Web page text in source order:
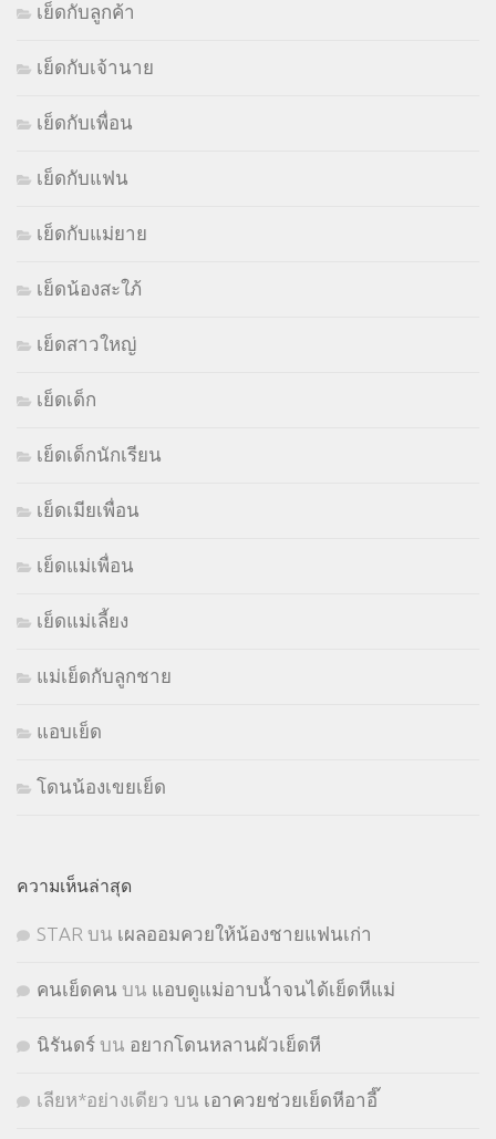
เย็ดกับลูกค้า
เย็ดกับเจ้านาย
เย็ดกับเพื่อน
เย็ดกับแฟน
เย็ดกับแม่ยาย
เย็ดน้องสะใภ้
เย็ดสาวใหญ่
เย็ดเด็ก
เย็ดเด็กนักเรียน
เย็ดเมียเพื่อน
เย็ดแม่เพื่อน
เย็ดแม่เลี้ยง
แม่เย็ดกับลูกชาย
แอบเย็ด
โดนน้องเขยเย็ด
ความเห็นล่าสุด
STㅤAR บน เผลออมควยให้น้องชายแฟนเก่า
คนเย็ดคน บน แอบดูแม่อาบน้ำจนได้เย็ดหีแม่
นิรันดร์ บน อยากโดนหลานผัวเย็ดหี
เลียห*อย่างเดียว บน เอาควยช่วยเย็ดหีอาอี๊